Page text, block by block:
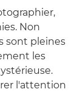
Non
sont pleines
les
l'attention